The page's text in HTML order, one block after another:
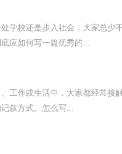
学校还是步入社会，大家总少
应如何写一篇优秀的...
工作或生活中，大家都经常接
叙方式。怎么写...